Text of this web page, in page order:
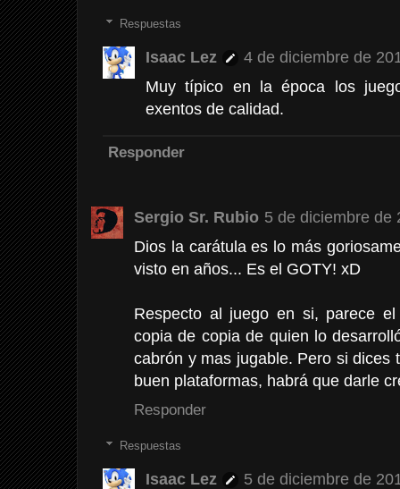
Respuestas
Isaac Lez
4 de diciembre de
Muy típico en la época los
exentos de calidad.
Responder
Sergio Sr. Rubio 5 de diciembre de
Dios la carátula es lo más
visto en años... Es el GOTY! xD
Respecto al juego en si, parece
copia de copia de quien lo
cabrón y mas jugable. Pero si dices
buen plataformas, habrá que darle
Responder
Respuestas
Isaac Lez
5 de diciembre de